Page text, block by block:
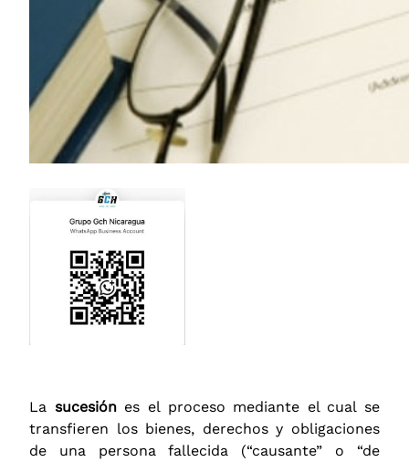
La sucesiónes el proceso mediante el cual se
transfieren los bienes, derechos y obligaciones
de una persona fallecida (“causante” o “de